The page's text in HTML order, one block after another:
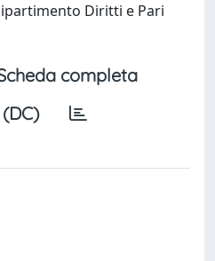
Diritti e Pari
completa